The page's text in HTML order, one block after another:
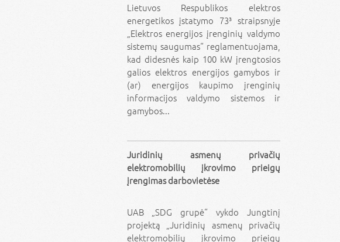
Lietuvos Respublikos elektros
energetikos įstatymo 73³ straipsnyje
„Elektros energijos įrenginių valdymo
sistemų saugumas“ reglamentuojama,
kad didesnės kaip 100 kW įrengtosios
galios elektros energijos gamybos ir
(ar) energijos kaupimo įrenginių
informacijos valdymo sistemos ir
gamybos...
Juridinių asmenų privačių
elektromobilių įkrovimo prieigų
įrengimas darbovietėse
UAB „SDG grupė“ vykdo Jungtinį
projektą „Juridinių asmenų privačių
elektromobilių įkrovimo prieigų